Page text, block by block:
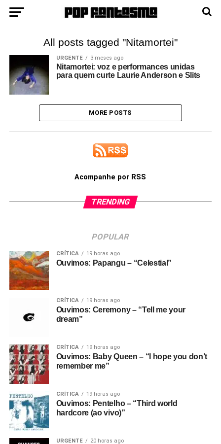
All posts tagged "Nitamortei"
URGENTE 3 meses ago
Nitamortei: voz e performances unidas
para quem curte Laurie Anderson e Slits
MORE POSTS
Acompanhe por RSS
TRENDING
POPULAR
CRÍTICA 19 horas ago
Ouvimos: Papangu – “Celestial”
CRÍTICA 19 horas ago
Ouvimos: Ceremony – “Tell me your
dream”
CRÍTICA 19 horas ago
Ouvimos: Baby Queen – “I hope you don’t
remember me”
CRÍTICA 19 horas ago
Ouvimos: Pentelho – “Third world
hardcore (ao vivo)”
URGENTE 20 horas ago